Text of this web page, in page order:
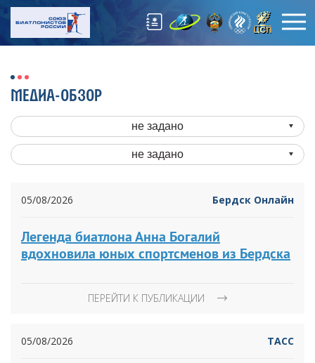
МЕДИА-ОБЗОР
не задано
не задано
05/08/2026 Бердск Онлайн
Легенда биатлона Анна Богалий
вдохновила юных спортсменов из Бердска
ПЕРЕЙТИ К ПУБЛИКАЦИИ
05/08/2026 ТАСС